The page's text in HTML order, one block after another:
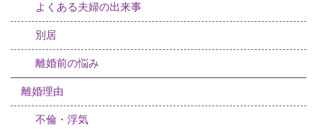
よくある夫婦の出来事
別居
離婚前の悩み
離婚理由
不倫・浮気